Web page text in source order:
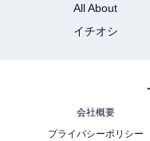
All About
イチオシ
会社概要
プライバシーポリシー